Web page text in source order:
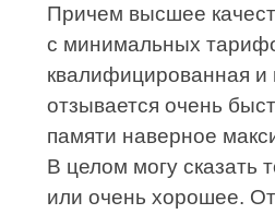
Причем высшее
с минимальных
квалифицированная и
отзывается очень
памяти наверное
В целом могу сказать
или очень хорошее.